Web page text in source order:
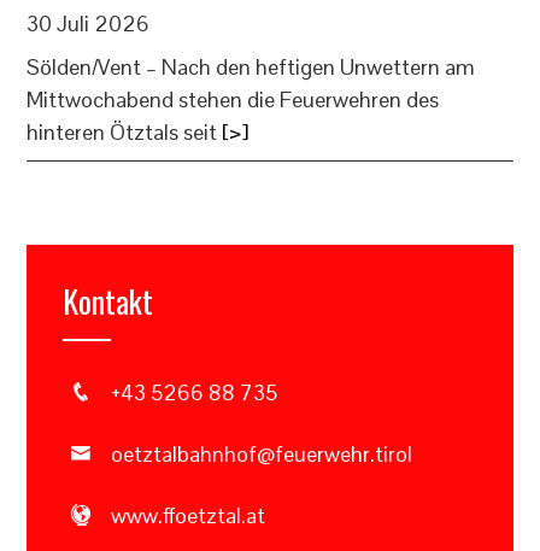
30 Juli 2026
Sölden/Vent – Nach den heftigen Unwettern am
Mittwochabend stehen die Feuerwehren des
hinteren Ötztals seit [>]
Kontakt
+43 5266 88 735
oetztalbahnhof@feuerwehr.tirol
www.ffoetztal.at